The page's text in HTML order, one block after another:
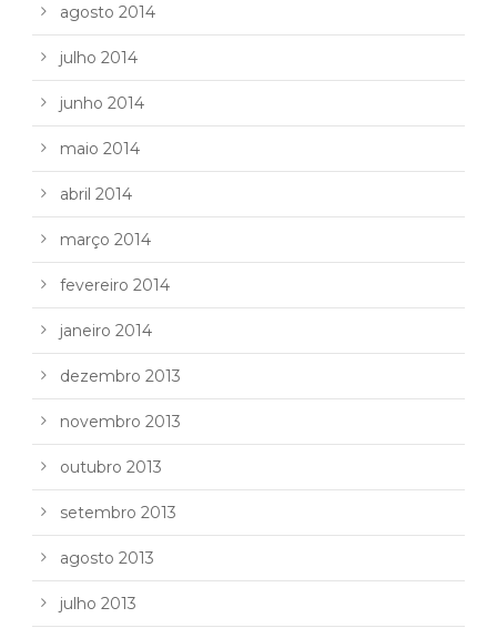
agosto 2014
julho 2014
junho 2014
maio 2014
abril 2014
março 2014
fevereiro 2014
janeiro 2014
dezembro 2013
novembro 2013
outubro 2013
setembro 2013
agosto 2013
julho 2013